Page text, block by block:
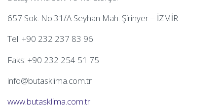
657 Sok. No:31/A Seyhan Mah. Şirinyer – İZMİR
Tel: +90 232 237 83 96
Faks: +90 232 254 51 75
info@butasklima.com.tr
www.butasklima.com.tr